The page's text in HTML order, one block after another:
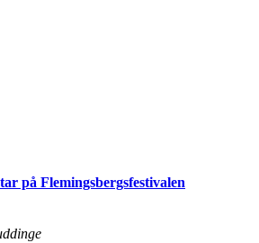
på Flemingsbergsfestivalen